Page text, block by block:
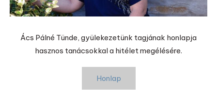
Ács Pálné Tünde, gyülekezetünk tagjának honlapja
hasznos tanácsokkal a hitélet megélésére.
Honlap